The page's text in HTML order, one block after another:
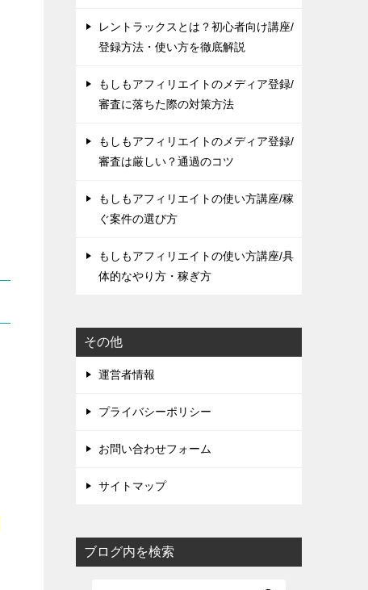
レントラックスとは？初心者向け講座/
登録方法・使い方を徹底解説
もしもアフィリエイトのメディア登録/
審査に落ちた際の対策方法
もしもアフィリエイトのメディア登録/
審査は厳しい？通過のコツ
もしもアフィリエイトの使い方講座/稼
ぐ案件の選び方
もしもアフィリエイトの使い方講座/具
体的なやり方・稼ぎ方
その他
運営者情報
プライバシーポリシー
お問い合わせフォーム
サイトマップ
ブログ内を検索